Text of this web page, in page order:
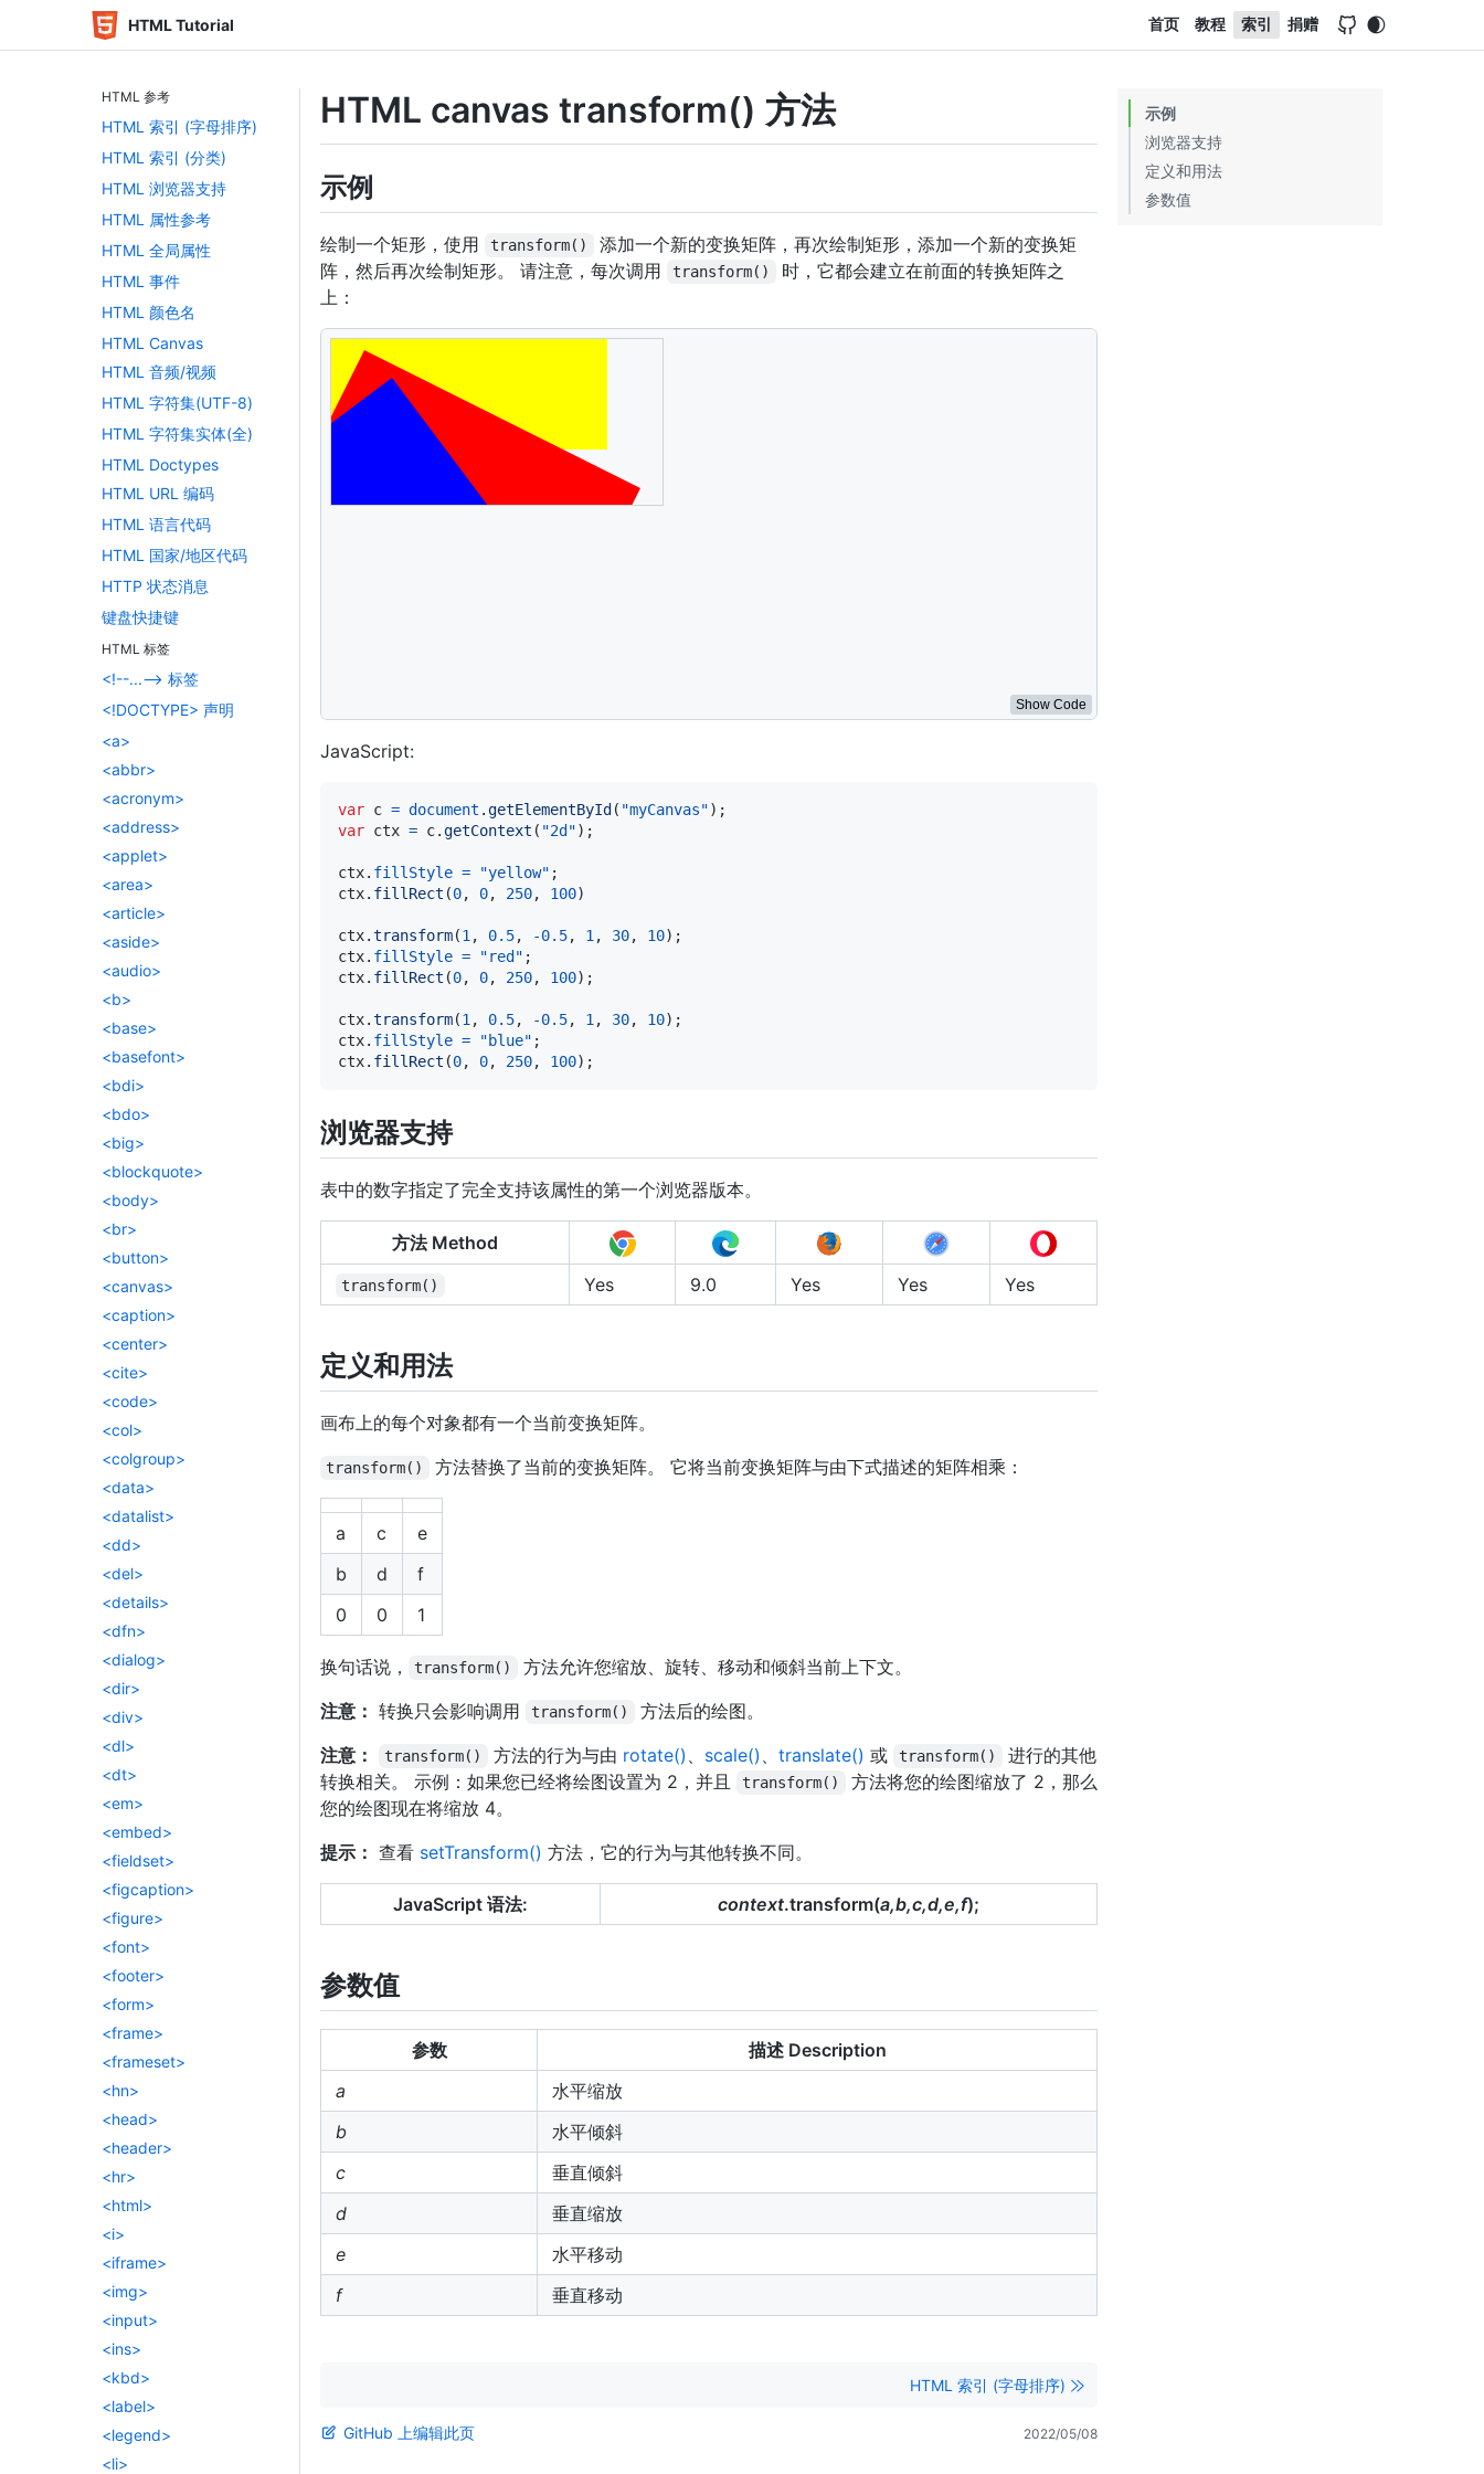
HTML Tutorial 首页 教程 索引 捐赠
HTML 参考
HTML 索引 (字母排序)
HTML 索引 (分类)
HTML 浏览器支持
HTML 属性参考
HTML 全局属性
HTML 事件
HTML 颜色名
HTML Canvas
HTML 音频/视频
HTML 字符集(UTF-8)
HTML 字符集实体(全)
HTML Doctypes
HTML URL 编码
HTML 语言代码
HTML 国家/地区代码
HTTP 状态消息
键盘快捷键
HTML 标签
<!--...--> 标签
<!DOCTYPE> 声明
<a>
<abbr>
<acronym>
<address>
<applet>
<area>
<article>
<aside>
<audio>
<b>
<base>
<basefont>
<bdi>
<bdo>
<big>
<blockquote>
<body>
<br>
<button>
<canvas>
<caption>
<center>
<cite>
<code>
<col>
<colgroup>
<data>
<datalist>
<dd>
<del>
<details>
<dfn>
<dialog>
<dir>
<div>
<dl>
<dt>
<em>
<embed>
<fieldset>
<figcaption>
<figure>
<font>
<footer>
<form>
<frame>
<frameset>
<hn>
<head>
<header>
<hr>
<html>
<i>
<iframe>
<img>
<input>
<ins>
<kbd>
<label>
<legend>
<li>
HTML canvas transform() 方法
示例
绘制一个矩形，使用 transform()
添加一个新的变换矩阵，再次绘制矩形，添加一个新的变换矩
阵，然后再次绘制矩形。 请注意，每次调用
transform()
时，它都会建立在前面的转换矩阵之
上：
canvas
< script
>
var
document getElementById
c. getContext("2d"
=
ctx.fillRect(0, 0, 250, 100)
Show Code
JavaScript:
var c = document .getElementById ( "myCanvas") ;
var ctx = c.getContext ( "2d") ;
ctx. fillStyle = "yellow" ;
ctx. fillRect (0, 0, 250, 100)
ctx.transform(1 , 0.5, -0.5, 1 , 30, 10) ;
ctx. fillStyle = "red" ;
ctx. fillRect (0, 0, 250, 100) ;
ctx.transform(1 , 0.5, -0.5, 1 , 30, 10) ;
ctx. fillStyle = "blue" ;
ctx. fillRect (0, 0, 250, 100) ;
浏览器支持
表中的数字指定了完全支持该属性的第一个浏览器版本。
方法 Method
transform() Yes 9.0 Yes Yes Yes
定义和用法
画布上的每个对象都有一个当前变换矩阵。
transform() 方法替换了当前的变换矩阵。 它将当前变换矩阵与由下式描述的矩阵相乘：
a c
e
b
d
f
0
0 1
换句话说， transform()
方法允许您缩放、旋转、移动和倾斜当前上下文。
注意： 转换只会影响调用 transform()
方法后的绘图。
注意：
transform() 方法的行为与由 rotate() 、 scale() 、 translate() 或 transform()
进行的其他
转换相关。 示例：如果您已经将绘图设置为 2，并且
transform()
方法将您的绘图缩放了 2，那么
您的绘图现在将缩放 4。
提示： 查看 setTransform() 方法，它的行为与其他转换不同。
JavaScript 语法: context.transform(a,b,c,d,e,f);
参数值
参数
描述 Description
a
水平缩放
b
水平倾斜
c
垂直倾斜
d
垂直缩放
e
水平移动
f
垂直移动
HTML 索引 (字母排序)
GitHub 上编辑此页 2022/05/08
示例
浏览器支持
定义和用法
参数值